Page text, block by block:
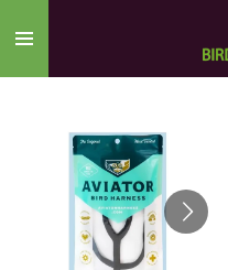
direct
naar
hoofdinhoud